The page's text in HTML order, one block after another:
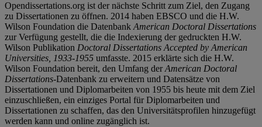
Opendissertations.org ist der nächste Schritt zum Ziel, den Zugang
zu Dissertationen zu öffnen. 2014 haben EBSCO und die H.W.
Wilson Foundation die Datenbank American Doctoral Dissertations
zur Verfügung gestellt, die die Indexierung der gedruckten H.W.
Wilson Publikation Doctoral Dissertations Accepted by American
Universities, 1933-1955 umfasste. 2015 erklärte sich die H.W.
Wilson Foundation bereit, den Umfang derAmerican Doctoral
Dissertations-Datenbank zu erweitern und Datensätze von
Dissertationen und Diplomarbeiten von 1955 bis heute mit dem Ziel
einzuschließen, ein einziges Portal für Diplomarbeiten und
Dissertationen zu schaffen, das den Universitätsprofilen hinzugefügt
werden kann und online zugänglich ist.